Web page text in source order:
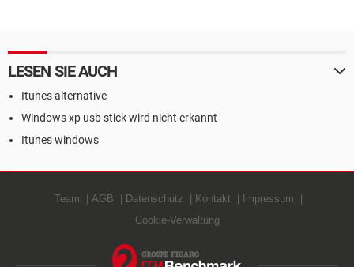
LESEN SIE AUCH
Itunes alternative
Windows xp usb stick wird nicht erkannt
Itunes windows
Team AGB Datenschutz Kontakt
Impressum
Cookie-Verwaltung